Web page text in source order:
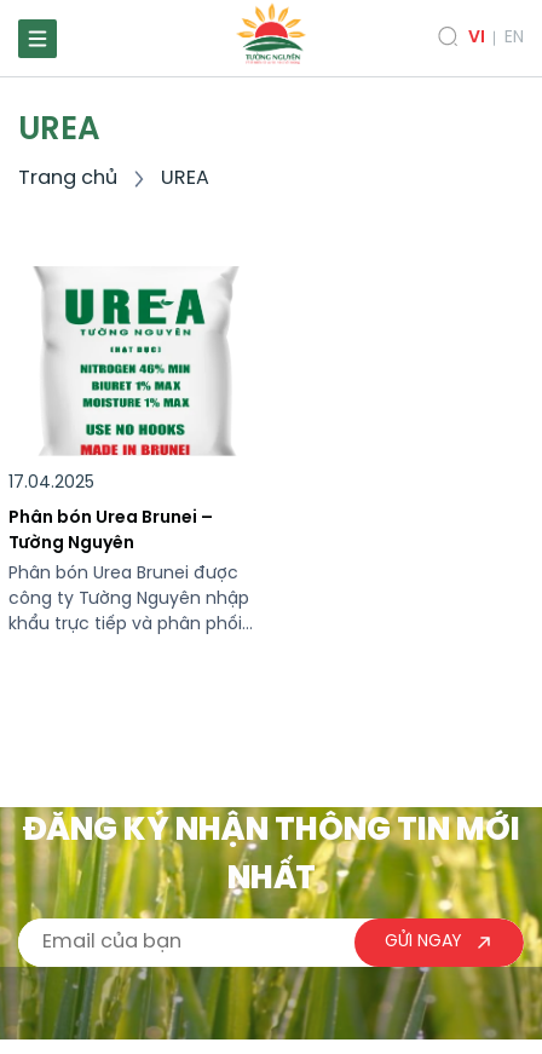
VI EN
UREA
Trang chủ UREA
17.04.2025
Phân bón Urea Brunei –
Tường Nguyên
Phân bón Urea Brunei được
công ty Tường Nguyên nhập
khẩu trực tiếp và phân phối
[…]
ĐĂNG KÝ NHẬN THÔNG TIN MỚI
NHẤT
GỬI NGAY